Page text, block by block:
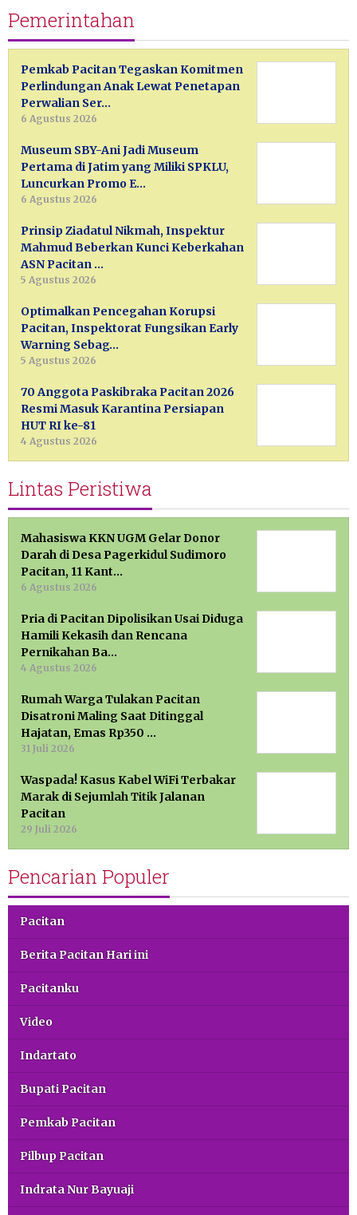
Pemerintahan
Pemkab Pacitan Tegaskan Komitmen
Perlindungan Anak Lewat Penetapan
Perwalian Ser…
6 Agustus 2026
Museum SBY-Ani Jadi Museum
Pertama di Jatim yang Miliki SPKLU,
Luncurkan Promo E…
6 Agustus 2026
Prinsip Ziadatul Nikmah, Inspektur
Mahmud Beberkan Kunci Keberkahan
ASN Pacitan …
5 Agustus 2026
Optimalkan Pencegahan Korupsi
Pacitan, Inspektorat Fungsikan Early
Warning Sebag…
5 Agustus 2026
70 Anggota Paskibraka Pacitan 2026
Resmi Masuk Karantina Persiapan
HUT RI ke-81
4 Agustus 2026
Lintas Peristiwa
Mahasiswa KKN UGM Gelar Donor
Darah di Desa Pagerkidul Sudimoro
Pacitan, 11 Kant…
6 Agustus 2026
Pria di Pacitan Dipolisikan Usai Diduga
Hamili Kekasih dan Rencana
Pernikahan Ba…
4 Agustus 2026
Rumah Warga Tulakan Pacitan
Disatroni Maling Saat Ditinggal
Hajatan, Emas Rp350 …
31 Juli 2026
Waspada! Kasus Kabel WiFi Terbakar
Marak di Sejumlah Titik Jalanan
Pacitan
29 Juli 2026
Pencarian Populer
Pacitan
Berita Pacitan Hari ini
Pacitanku
Video
Indartato
Bupati Pacitan
Pemkab Pacitan
Pilbup Pacitan
Indrata Nur Bayuaji